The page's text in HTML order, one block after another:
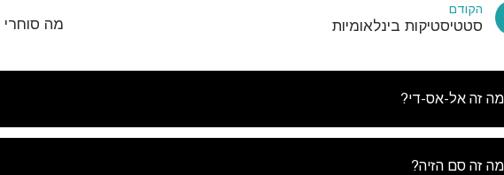
הקודם
סטטיסטיקות בינלאומיות מה סוחרי
מה זה אל-אס-די?
מה זה סם הזיה?